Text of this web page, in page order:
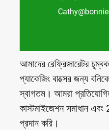
আমাদের রেফ্রিজারেটর
প্যাকেজিং বাক্সের জন্য
স্বাগতম। আমরা
কাস্টমাইজেশন সমাধান এবং
প্রদান করি।